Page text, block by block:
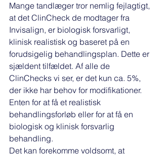
Mange tandlæger tror nemlig fejlagtigt,
at det ClinCheck de modtager fra
Invisalign, er biologisk forsvarligt,
klinisk realistisk og baseret på en
forudsigelig behandlingsplan. Dette er
sjældent tilfældet. Af alle de
ClinChecks vi ser, er det kun ca. 5%,
der ikke har behov for modifikationer.
Enten for at få et realistisk
behandlingsforløb eller for at få en
biologisk og klinisk forsvarlig
behandling.
Det kan forekomme voldsomt, at